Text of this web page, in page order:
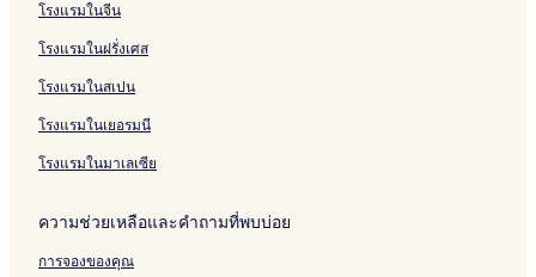
โรงแรมในจีน
โรงแรมในฝรั่งเศส
โรงแรมในสเปน
โรงแรมในเยอรมนี
โรงแรมในมาเลเซีย
ความช่วยเหลือและคำถามที่พบบ่อย
การจองของคุณ